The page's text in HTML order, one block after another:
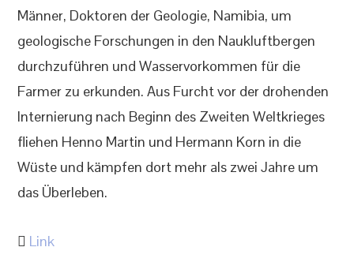
Männer, Doktoren der Geologie, Namibia, um
geologische Forschungen in den Naukluftbergen
durchzuführen und Wasservorkommen für die
Farmer zu erkunden. Aus Furcht vor der drohenden
Internierung nach Beginn des Zweiten Weltkrieges
fliehen Henno Martin und Hermann Korn in die
Wüste und kämpfen dort mehr als zwei Jahre um
das Überleben.
Link